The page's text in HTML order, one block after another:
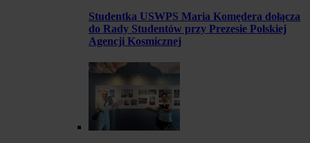
Studentka USWPS Maria Komędera dołącza
do Rady Studentów przy Prezesie Polskiej
Agencji Kosmicznej